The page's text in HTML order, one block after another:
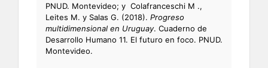
PNUD. Montevideo; y Colafranceschi M .,
Leites M. y Salas G. (2018). Progreso
multidimensional en Uruguay. Cuaderno de
Desarrollo Humano 11. El futuro en foco. PNUD.
Montevideo.